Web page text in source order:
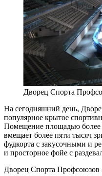
Дворец Спорта
На сегодняшний день,
популярное крытое
Помещение площадью более
вмещает более пяти тысяч
фудкорта с закусочными и
и просторное фойе с
Дворец Спорта Профсоюзов